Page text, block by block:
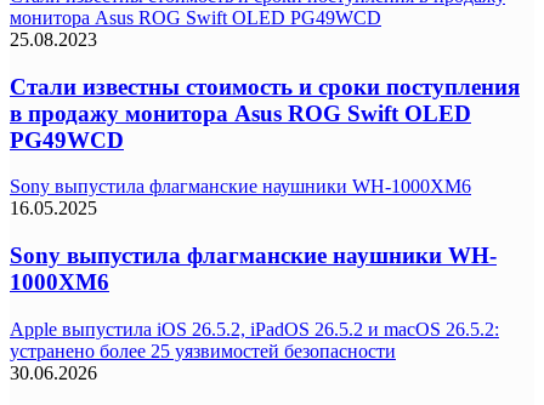
монитора Asus ROG Swift OLED PG49WCD
25.08.2023
Стали известны стоимость и сроки поступления
в продажу монитора Asus ROG Swift OLED
PG49WCD
Sony выпустила флагманские наушники WH-1000XM6
16.05.2025
Sony выпустила флагманские наушники WH-
1000XM6
Apple выпустила iOS 26.5.2, iPadOS 26.5.2 и macOS 26.5.2:
устранено более 25 уязвимостей безопасности
30.06.2026